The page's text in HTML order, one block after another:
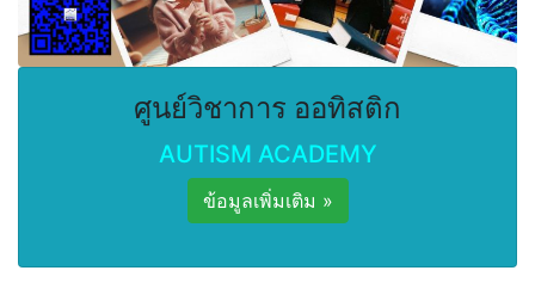
ศูนย์วิชาการ ออทิสติก
AUTISM ACADEMY
ข้อมูลเพิ่มเติม »